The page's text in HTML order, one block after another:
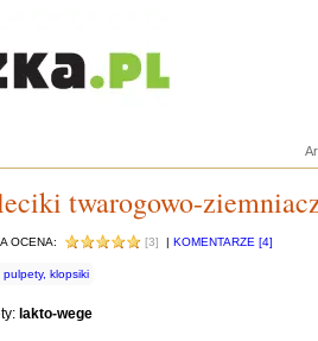
twarogowo-
OCENA: [3] | KOMENTARZE [4]
pulpety, klopsiki
lakto-wege